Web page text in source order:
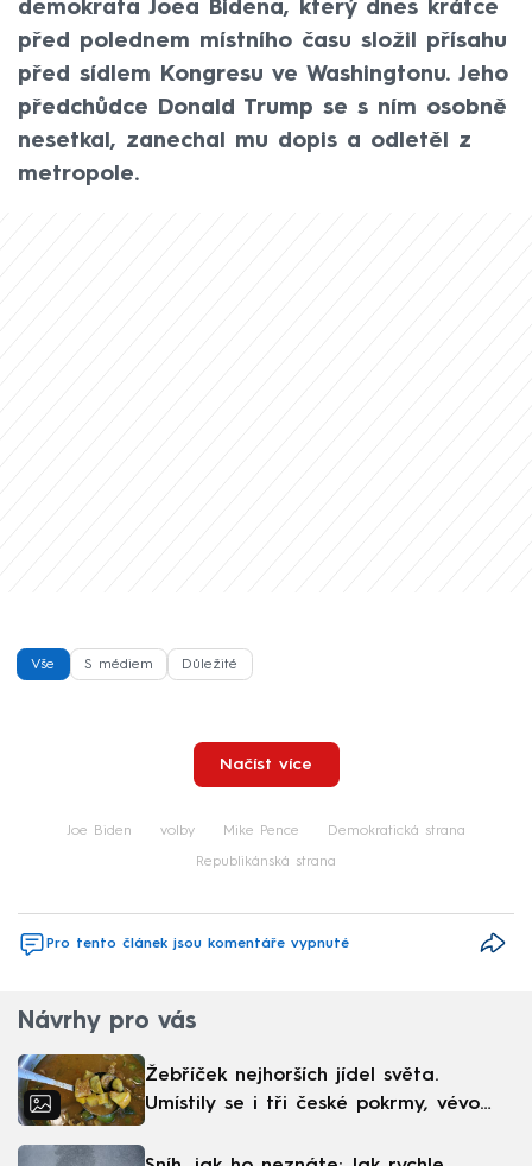
demokrata Joea Bidena, který dnes krátce
před polednem místního času složil přísahu
před sídlem Kongresu ve Washingtonu. Jeho
předchůdce Donald Trump se s ním osobně
nesetkal, zanechal mu dopis a odletěl z
metropole.
Vše S médiem Důležité
Načíst více
Joe Biden volby Mike Pence Demokratická strana
Republikánská strana
Pro tento článek jsou komentáře vypnuté
Návrhy pro vás
Žebříček nejhorších jídel světa.
Umístily se i tři české pokrmy, vévodí